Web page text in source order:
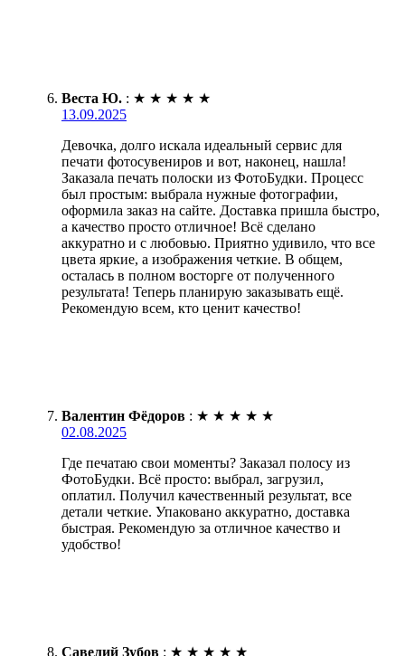
Веста Ю. : ★ ★ ★ ★ ★
13.09.2025
Девочка, долго искала идеальный сервис для
печати фотосувениров и вот, наконец, нашла!
Заказала печать полоски из ФотоБудки. Процесс
был простым: выбрала нужные фотографии,
оформила заказ на сайте. Доставка пришла быстро,
а качество просто отличное! Всё сделано
аккуратно и с любовью. Приятно удивило, что все
цвета яркие, а изображения четкие. В общем,
осталась в полном восторге от полученного
результата! Теперь планирую заказывать ещё.
Рекомендую всем, кто ценит качество!
Валентин Фёдоров : ★ ★ ★ ★ ★
02.08.2025
Где печатаю свои моменты? Заказал полосу из
ФотоБудки. Всё просто: выбрал, загрузил,
оплатил. Получил качественный результат, все
детали четкие. Упаковано аккуратно, доставка
быстрая. Рекомендую за отличное качество и
удобство!
Савелий Зубов : ★ ★ ★ ★ ★